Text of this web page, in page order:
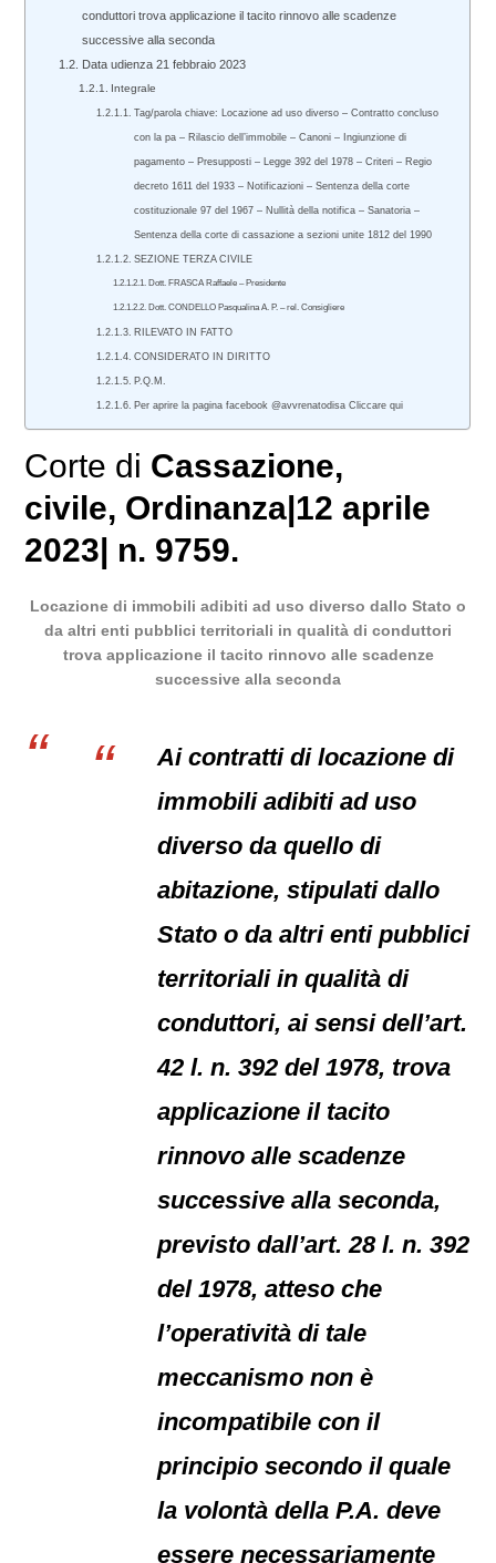
conduttori trova applicazione il tacito rinnovo alle scadenze
successive alla seconda
Data udienza 21 febbraio 2023
Integrale
Tag/parola chiave: Locazione ad uso diverso – Contratto concluso
con la pa – Rilascio dell’immobile – Canoni – Ingiunzione di
pagamento – Presupposti – Legge 392 del 1978 – Criteri – Regio
decreto 1611 del 1933 – Notificazioni – Sentenza della corte
costituzionale 97 del 1967 – Nullità della notifica – Sanatoria –
Sentenza della corte di cassazione a sezioni unite 1812 del 1990
SEZIONE TERZA CIVILE
Dott. FRASCA Raffaele – Presidente
Dott. CONDELLO Pasqualina A. P. – rel. Consigliere
RILEVATO IN FATTO
CONSIDERATO IN DIRITTO
P.Q.M.
Per aprire la pagina facebook @avvrenatodisa Cliccare qui
Corte di Cassazione,
civile, Ordinanza|12 aprile
2023| n. 9759.
Locazione di immobili adibiti ad uso diverso dallo Stato o
da altri enti pubblici territoriali in qualità di conduttori
trova applicazione il tacito rinnovo alle scadenze
successive alla seconda
Ai contratti di locazione di
immobili adibiti ad uso
diverso da quello di
abitazione, stipulati dallo
Stato o da altri enti pubblici
territoriali in qualità di
conduttori, ai sensi dell’art.
42 l. n. 392 del 1978, trova
applicazione il tacito
rinnovo alle scadenze
successive alla seconda,
previsto dall’art. 28 l. n. 392
del 1978, atteso che
l’operatività di tale
meccanismo non è
incompatibile con il
principio secondo il quale
la volontà della P.A. deve
essere necessariamente